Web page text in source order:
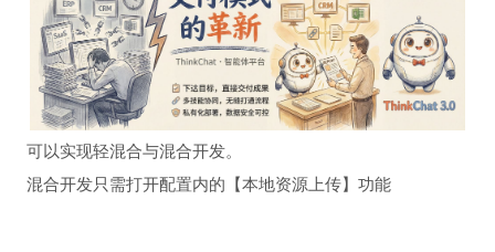
可以实现轻混合与混合开发。
混合开发只需打开配置内的【本地资源上传】功能